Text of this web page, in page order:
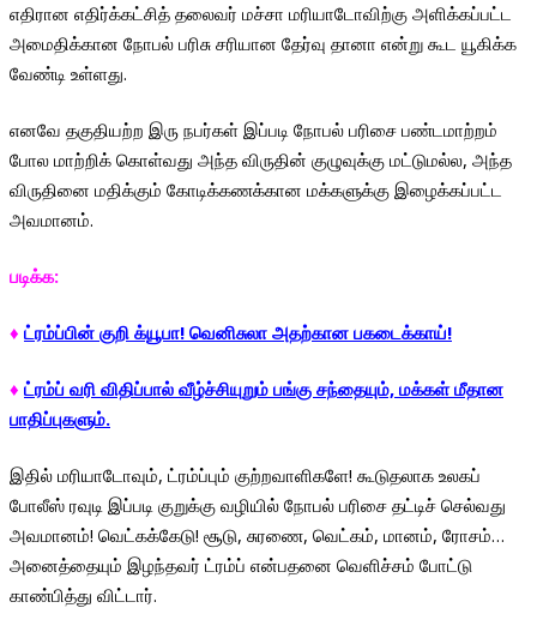
எதிரான எதிர்க்கட்சித் தலைவர் மச்சா மரியாடோவிற்கு அளிக்கப்பட்ட
அமைதிக்கான நோபல் பரிசு சரியான தேர்வு தானா என்று கூட யூகிக்க
வேண்டி உள்ளது.
எனவே தகுதியற்ற இரு நபர்கள் இப்படி நோபல் பரிசை பண்டமாற்றம்
போல மாற்றிக் கொள்வது அந்த விருதின் குழுவுக்கு மட்டுமல்ல, அந்த
விருதினை மதிக்கும் கோடிக்கணக்கான மக்களுக்கு இழைக்கப்பட்ட
அவமானம்.
படிக்க:
♦ ட்ரம்ப்பின் குறி க்யூபா! வெனிசுலா அதற்கான பகடைக்காய்!‌
♦ ட்ரம்ப் வரி விதிப்பால் வீழ்ச்சியுறும் பங்கு சந்தையும், மக்கள் மீதான
பாதிப்புகளும்.
இதில் மரியாடோவும், ட்ரம்ப்பும் குற்றவாளிகளே! கூடுதலாக உலகப்
போலீஸ் ரவுடி இப்படி குறுக்கு வழியில் நோபல் பரிசை தட்டிச் செல்வது
அவமானம்! வெட்கக்கேடு! சூடு, சுரணை, வெட்கம், மானம், ரோசம்…
அனைத்தையும் இழந்தவர் ட்ரம்ப் என்பதனை வெளிச்சம் போட்டு
காண்பித்து விட்டார்.